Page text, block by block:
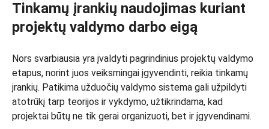
Tinkamų įrankių naudojimas kuriant
projektų valdymo darbo eigą
Nors svarbiausia yra įvaldyti pagrindinius projektų valdymo
etapus, norint juos veiksmingai įgyvendinti, reikia tinkamų
įrankių. Patikima užduočių valdymo sistema gali užpildyti
atotrūkį tarp teorijos ir vykdymo, užtikrindama, kad
projektai būtų ne tik gerai organizuoti, bet ir įgyvendinami.